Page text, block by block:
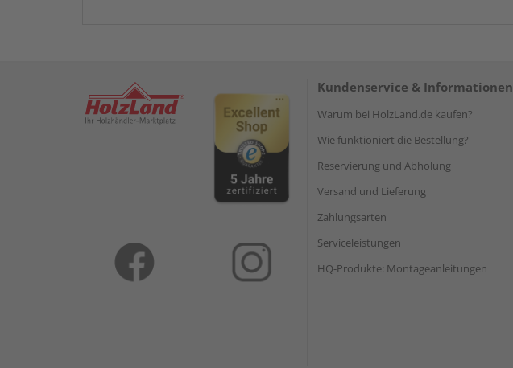
Kundenservice & Informationen
Warum bei HolzLand.de kaufen?
Wie funktioniert die Bestellung?
Reservierung und Abholung
Versand und Lieferung
Zahlungsarten
Serviceleistungen
HQ-Produkte: Montageanleitungen